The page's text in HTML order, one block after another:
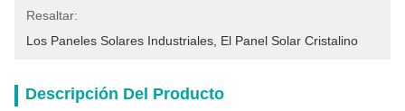
Resaltar:
Los Paneles Solares Industriales El Panel Solar Cristalino
Descripción Del Producto